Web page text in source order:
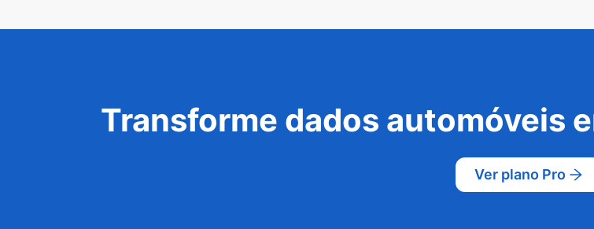
Transforme dados automóveis
Ver plano Pro